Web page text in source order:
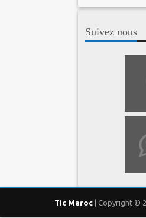
Suivez nous
Tic Maroc | Copyright ©